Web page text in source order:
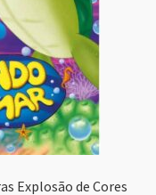
Explosão de Cores